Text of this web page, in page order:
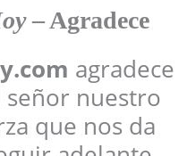
– Agradece
agradece
nuestro
que nos da